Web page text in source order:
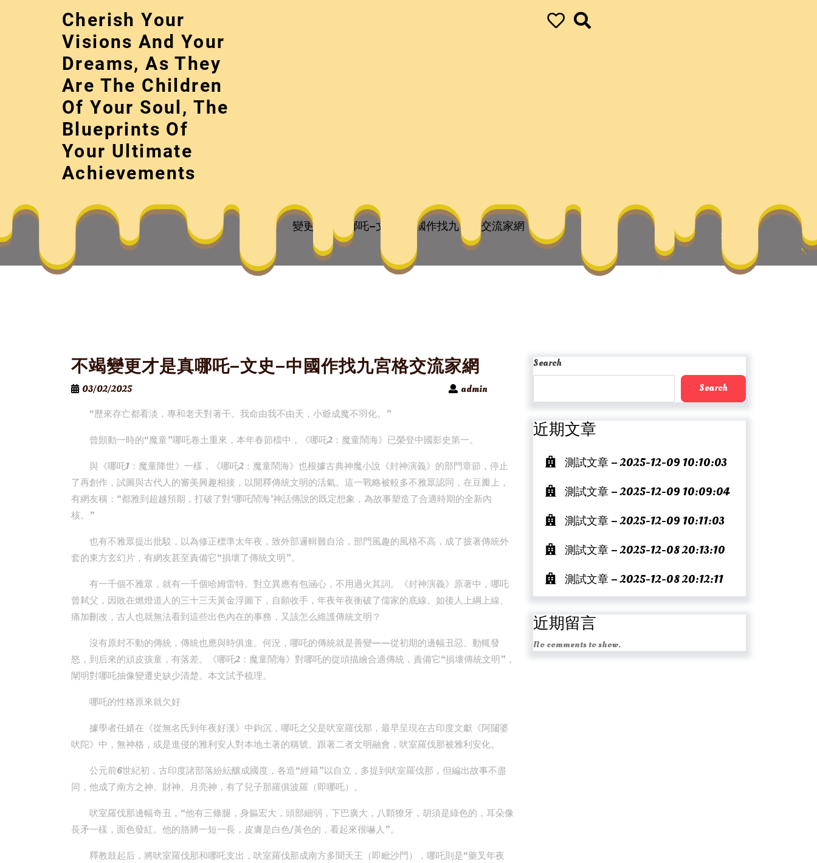
Cherish Your
Visions And Your
Dreams, As They
Are The Children
Of Your Soul, The
Blueprints Of
Your Ultimate
Achievements
不竭變更才是真哪吒–文史–中國作找九宮格交流家網
Cherish your visions and your dreams, as they are the children of your soul, the blueprints of your ultimate achievements vapor
變更才是真哪吒–文史–中國作找九宮格交流家網
不竭變更才是真哪吒–文史–中國作找九宮格交流家網
03/02/2025
admin
“歷來存亡都看淡，專和老天對著干。我命由我不由天，小爺成魔不羽化。”
曾顫動一時的“魔童”哪吒卷土重來，本年春節檔中，《哪吒2：魔童鬧海》已榮登中國影史第一。
與《哪吒1：魔童降世》一樣，《哪吒2：魔童鬧海》也根據古典神魔小說《封神演義》的部門章節，停止
了再創作，試圖與古代人的審美興趣相接，以開釋傳統文明的活氣。這一戰略被較多不雅眾認同，在豆瓣上，
有網友稱：“都雅到超越預期，打破了對‘哪吒鬧海’神話傳說的既定想象，為故事塑造了合適時期的全新內
核。”
也有不雅眾提出批駁，以為修正標準太年夜，致外部邏輯難自洽，部門風趣的風格不高，成了披著傳統外
套的東方玄幻片，有網友甚至責備它“損壞了傳統文明”。
有一千個不雅眾，就有一千個哈姆雷特。對立異應有包涵心，不用過火其詞。《封神演義》原著中，哪吒
曾弒父，因敗在燃燈道人的三十三天黃金浮圖下，自願收手，年夜年夜衝破了儒家的底線。如後人上綱上線、
痛加刪改，古人也就無法看到這些出色內在的事務，又該怎么維護傳統文明？
沒有原封不動的傳統，傳統也應與時俱進。何況，哪吒的傳統就是善變——從初期的邊幅丑惡、動輒發
怒，到后來的頑皮孩童，有落差。《哪吒2：魔童鬧海》對哪吒的從頭描繪合適傳統，責備它“損壞傳統文明”，
闡明對哪吒抽像變遷史缺少清楚。本文試予梳理。
哪吒的性格原來就欠好
據學者任婧在《從無名氏到年夜好漢》中鉤沉，哪吒之父是吠室羅伐那，最早呈現在古印度文獻《阿闥婆
吠陀》中，無神格，或是進侵的雅利安人對本地土著的稱號。跟著二者文明融會，吠室羅伐那被雅利安化。
公元前6世紀初，古印度諸部落紛紜釀成國度，各造“經籍”以自立，多提到吠室羅伐那，但編出故事不盡
同，他成了南方之神、財神、月亮神，有了兒子那羅俱波羅（即哪吒）。
吠室羅伐那邊幅奇丑，“他有三條腿，身軀宏大，頭部細弱，下巴廣大，八顆獠牙，胡須是綠色的，耳朵像
長矛一樣，面色發紅。他的胳膊一短一長，皮膚是白色/黃色的，看起來很嚇人”。
釋教鼓起后，將吠室羅伐那和哪吒支出，吠室羅伐那成南方多聞天王（即毗沙門），哪吒則是“藥叉年夜
Search
Search
近期文章
測試文章 – 2025-12-09 10:10:03
測試文章 – 2025-12-09 10:09:04
測試文章 – 2025-12-09 10:11:03
測試文章 – 2025-12-08 20:13:10
測試文章 – 2025-12-08 20:12:11
近期留言
No comments to show.